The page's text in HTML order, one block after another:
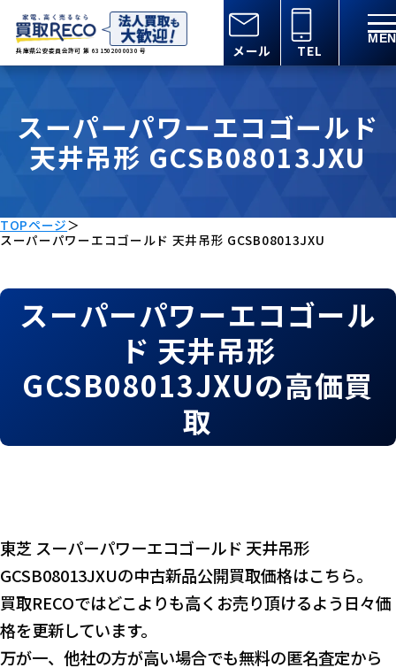
兵庫県公安委員会許可 第 631502000030 号 メール TEL
スーパーパワーエコゴールド
天井吊形 GCSB08013JXU
TOPページ＞
スーパーパワーエコゴールド 天井吊形 GCSB08013JXU
スーパーパワーエコゴール
ド 天井吊形
GCSB08013JXUの高価買
取
東芝 スーパーパワーエコゴールド 天井吊形
GCSB08013JXUの中古新品公開買取価格はこちら。
買取RECOではどこよりも高くお売り頂けるよう日々価
格を更新しています。
万が一、他社の方が高い場合でも無料の匿名査定から